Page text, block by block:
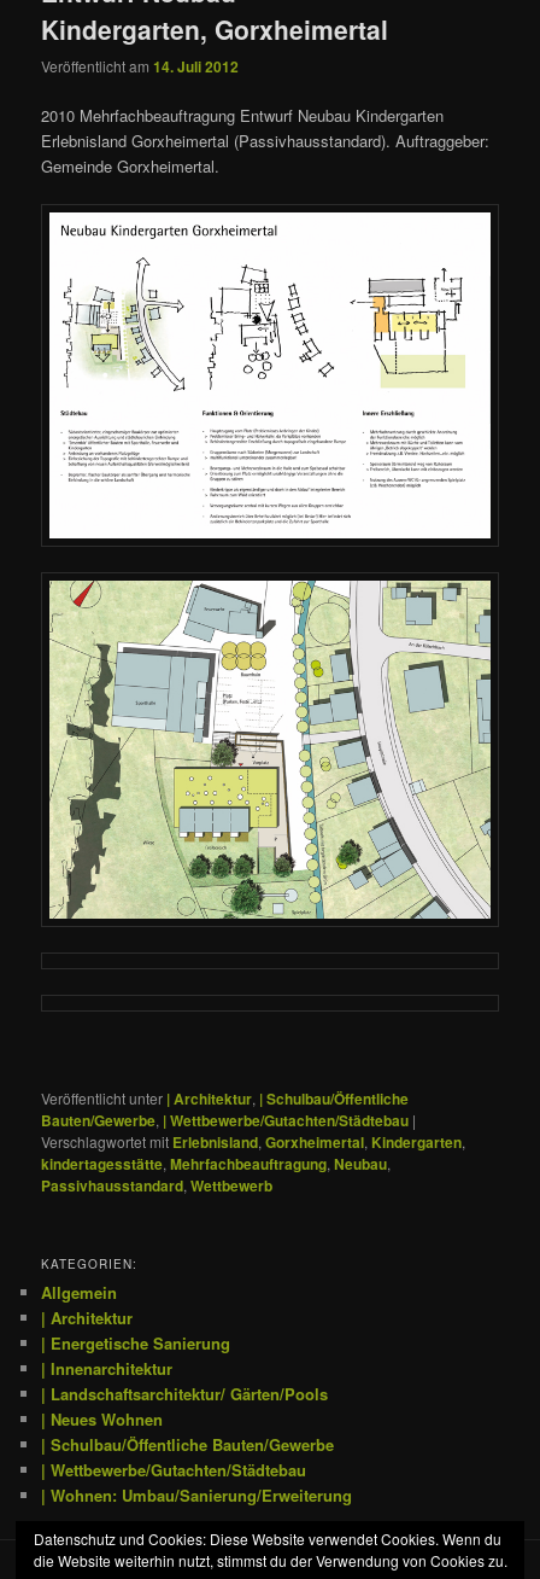
Kindergarten, Gorxheimertal
Veröffentlicht am14. Juli 2012
2010 Mehrfachbeauftragung Entwurf Neubau Kindergarten
Erlebnisland Gorxheimertal (Passivhausstandard). Auftraggeber:
Gemeinde Gorxheimertal.
Veröffentlicht unter | Architektur, | Schulbau/Öffentliche
Bauten/Gewerbe, | Wettbewerbe/Gutachten/Städtebau |
Verschlagwortet mit Erlebnisland,Gorxheimertal, Kindergarten,
kindertagesstätte,Mehrfachbeauftragung,Neubau,
Passivhausstandard,Wettbewerb
KATEGORIEN:
Allgemein
| Architektur
| Energetische Sanierung
| Innenarchitektur
| Landschaftsarchitektur/ Gärten/Pools
| Neues Wohnen
| Schulbau/Öffentliche Bauten/Gewerbe
| Wettbewerbe/Gutachten/Städtebau
| Wohnen: Umbau/Sanierung/Erweiterung
Datenschutz und Cookies: Diese Website verwendet Cookies. Wenn du
die Website weiterhin nutzt, stimmst du der Verwendung von Cookies zu.